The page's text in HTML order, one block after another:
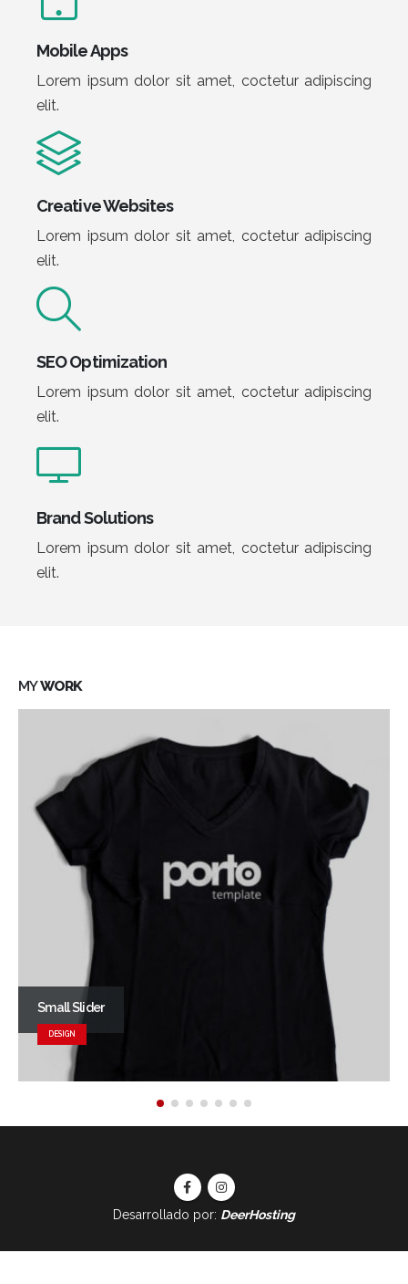
Mobile Apps
Lorem ipsum dolor sit amet, coctetur adipiscing
elit.
Creative Websites
Lorem ipsum dolor sit amet, coctetur adipiscing
elit.
SEO Optimization
Lorem ipsum dolor sit amet, coctetur adipiscing
elit.
Brand Solutions
Lorem ipsum dolor sit amet, coctetur adipiscing
elit.
MYWORK
Small Slider
DESIGN
Desarrollado por: DeerHosting